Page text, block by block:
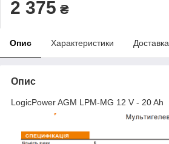
2 375 ₴
Опис Характеристики Доставка
Опис
LogicPower AGM LPM-MG 12 V - 20 Ah